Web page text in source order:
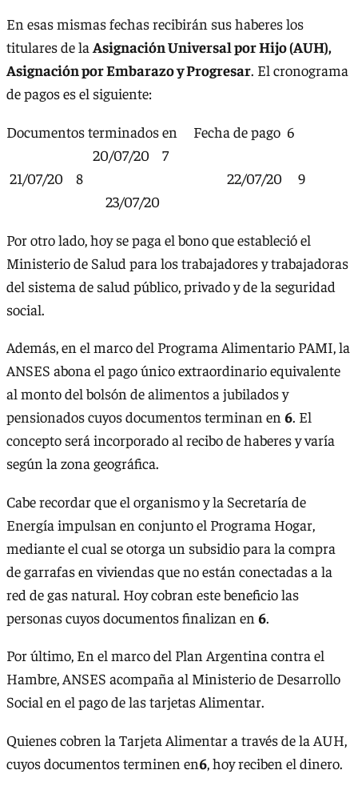
En esas mismas fechas recibirán sus haberes los
titulares de la Asignación Universal por Hijo (AUH),
Asignación por Embarazo y Progresar. El cronograma
de pagos es el siguiente:
Documentos terminados en Fecha de pago 6
20/07/20 7
21/07/20 8 22/07/20 9
23/07/20
Por otro lado, hoy se paga el bono que estableció el
Ministerio de Salud para los trabajadores y trabajadoras
del sistema de salud público, privado y de la seguridad
social.
Además, en el marco del Programa Alimentario PAMI, la
ANSES abona el pago único extraordinario equivalente
al monto del bolsón de alimentos a jubilados y
pensionados cuyos documentos terminan en 6. El
concepto será incorporado al recibo de haberes y varía
según la zona geográfica.
Cabe recordar que el organismo y la Secretaría de
Energía impulsan en conjunto el Programa Hogar,
mediante el cual se otorga un subsidio para la compra
de garrafas en viviendas que no están conectadas a la
red de gas natural. Hoy cobran este beneficio las
personas cuyos documentos finalizan en 6.
Por último, En el marco del Plan Argentina contra el
Hambre, ANSES acompaña al Ministerio de Desarrollo
Social en el pago de las tarjetas Alimentar.
Quienes cobren la Tarjeta Alimentar a través de la AUH,
cuyos documentos terminen en6, hoy reciben el dinero.